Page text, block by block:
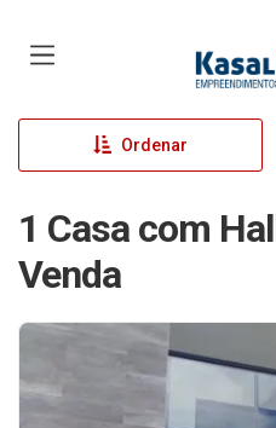
Ordenar
1 Casa com
Venda